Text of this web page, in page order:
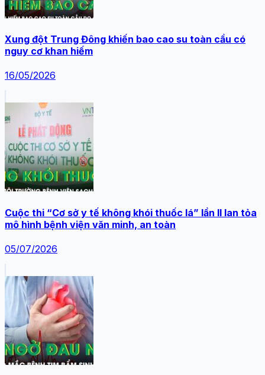
Xung đột Trung Đông khiến bao cao su toàn cầu có
nguy cơ khan hiếm
16/05/2026
Cuộc thi “Cơ sở y tế không khói thuốc lá” lần II lan tỏa
mô hình bệnh viện văn minh, an toàn
05/07/2026